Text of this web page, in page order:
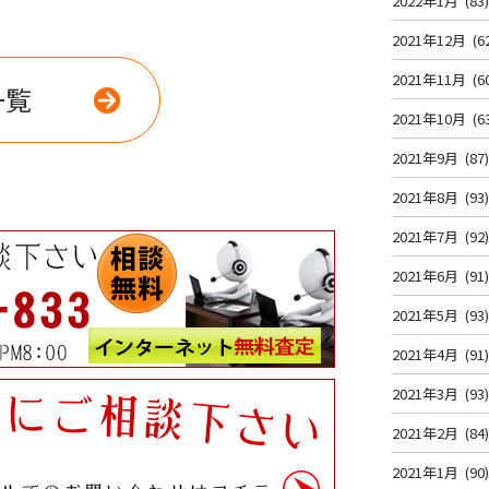
2021年12月
2021年11月
2021年10月
2021年9月 (87)
2021年8月 (93)
2021年7月 (92)
2021年6月 (91)
2021年5月 (93)
2021年4月 (91)
2021年3月 (93)
2021年2月 (84)
2021年1月 (90)